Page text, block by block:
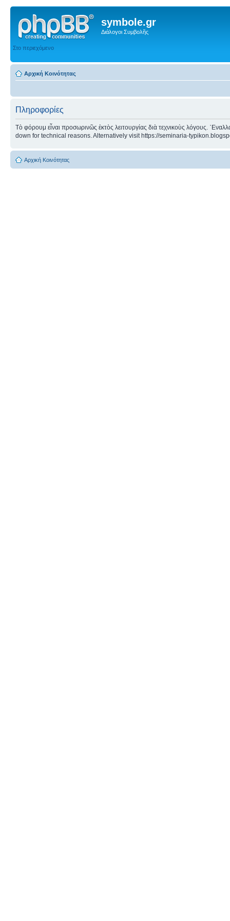
symbole.gr
Διάλογοι Συμβολῆς
Στο περιεχόμενο
Αρχική Κοινότητας
Πληροφορίες
Τὸ φόρουμ εἶναι προσωρινῶς ἐκτὸς λειτουργίας διὰ τεχνικοὺς λόγους.
down for technical reasons. Alternatively visit https://seminaria-
Αρχική Κοινότητας